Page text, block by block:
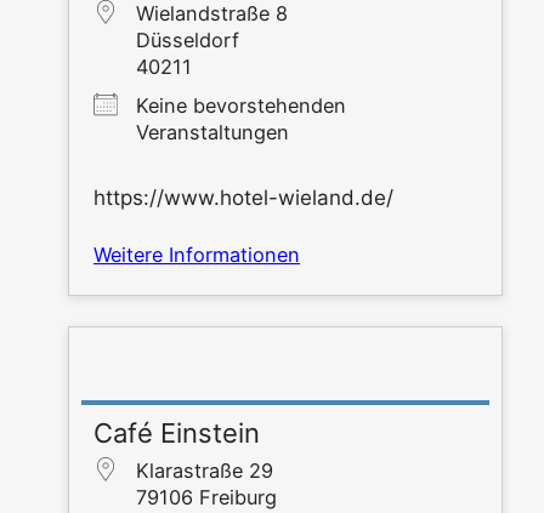
Wie­land­stra­ße 8
Düs­sel­dorf
40211
Kei­ne bevor­ste­hen­den
Veranstaltungen
https://www.hotel-wieland.de/
Wei­te­re Informationen
Café Einstein
Kla­ra­stra­ße 29
79106 Frei­burg